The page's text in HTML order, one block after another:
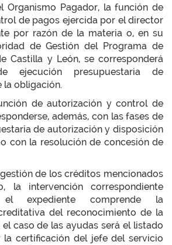
Organismo Pagador, la función de
de pagos ejercida por el director
por razón de la materia o, en su
de Gestión del Programa de
Castilla y León, se corresponderá
presupuestaria de
la obligación.
de autorización y control de
además, con las fases de
de autorización y disposición
con la resolución de concesión de
de los créditos mencionados
la intervención correspondiente
expediente comprende la
del reconocimiento de la
caso de las ayudas será el listado
la certificación del jefe del servicio